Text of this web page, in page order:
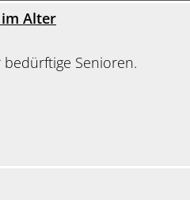
im Alter
Senioren.